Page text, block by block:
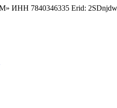
ИНН 7840346335 Erid: